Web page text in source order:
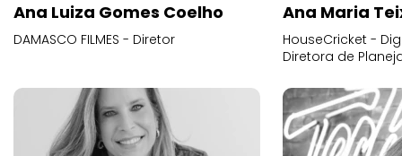
Ana Luiza Gomes Coelho
DAMASCO FILMES - Diretor
Ana Maria
HouseCricket -
Diretora de